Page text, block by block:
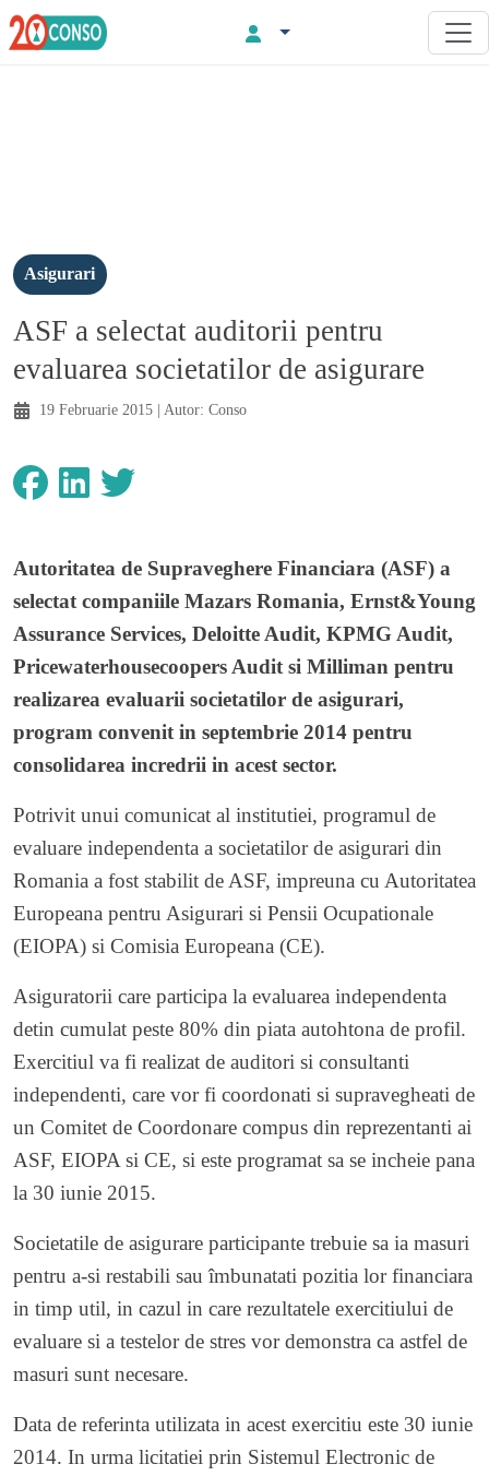
Asigurari
ASF a selectat auditorii pentru
evaluarea societatilor de asigurare
19 Februarie 2015 | Autor: Conso
Autoritatea de Supraveghere Financiara (ASF) a
selectat companiile Mazars Romania, Ernst&Young
Assurance Services, Deloitte Audit, KPMG Audit,
Pricewaterhousecoopers Audit si Milliman pentru
realizarea evaluarii societatilor de asigurari,
program convenit in septembrie 2014 pentru
consolidarea incredrii in acest sector.
Potrivit unui comunicat al institutiei, programul de
evaluare independenta a societatilor de asigurari din
Romania a fost stabilit de ASF, impreuna cu Autoritatea
Europeana pentru Asigurari si Pensii Ocupationale
(EIOPA) si Comisia Europeana (CE).
Asiguratorii care participa la evaluarea independenta
detin cumulat peste 80% din piata autohtona de profil.
Exercitiul va fi realizat de auditori si consultanti
independenti, care vor fi coordonati si supravegheati de
un Comitet de Coordonare compus din reprezentanti ai
ASF, EIOPA si CE, si este programat sa se incheie pana
la 30 iunie 2015.
Societatile de asigurare participante trebuie sa ia masuri
pentru a-si restabili sau îmbunatati pozitia lor financiara
in timp util, in cazul in care rezultatele exercitiului de
evaluare si a testelor de stres vor demonstra ca astfel de
masuri sunt necesare.
Data de referinta utilizata in acest exercitiu este 30 iunie
2014. In urma licitatiei prin Sistemul Electronic de